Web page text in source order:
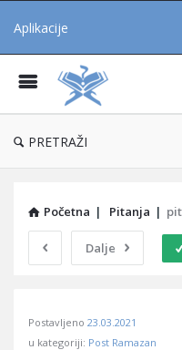
Aplikacije
PRETRAŽI
Početna | Pitanja |
Dalje
Učene
Postavljeno 23.03.2021
u kategoriji: Post Ramazan